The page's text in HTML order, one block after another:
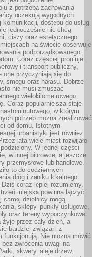
z potrzebą zachowania
oczekują wygodnych
komunikacji, dostępu do usług
jednocześnie nie chcą
ciszy oraz estetycznego
na świecie obserwuje
podporządkowanego
Coraz częściej promuje
i transport publiczny,
one przyczyniają się do
smogu oraz hałasu. Dobrze
nie musi zmuszać
wielokilometrowego
Coraz popularniejsza staje
w którym
potrzeb można zrealizować
od domu. Istotnym
urbanistyki jest również
lata wiele miast rozwijało
W jednej części
w innej biurowce, a jeszcze
przemysłowe lub handlowe.
to do codziennych
dróg i zaniku lokalnego
Dziś coraz lepiej rozumiemy,
miejska powinna łączyć
samej dzielnicy mogą
sklepy, punkty usługowe,
oraz tereny wypoczynkowe.
żyje przez cały dzień, a
bardziej związani z
funkcjonują. Nie można mówić
zwrócenia uwagi na
skwery, aleje drzew,